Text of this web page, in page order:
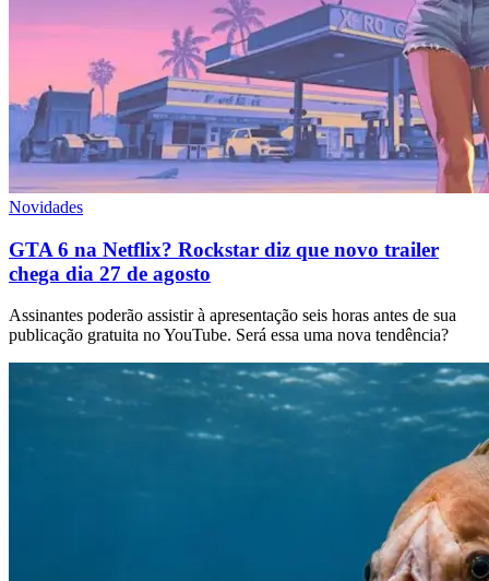
Novidades
GTA 6 na Netflix? Rockstar diz que novo trailer
chega dia 27 de agosto
Assinantes poderão assistir à apresentação seis horas antes de sua
publicação gratuita no YouTube. Será essa uma nova tendência?